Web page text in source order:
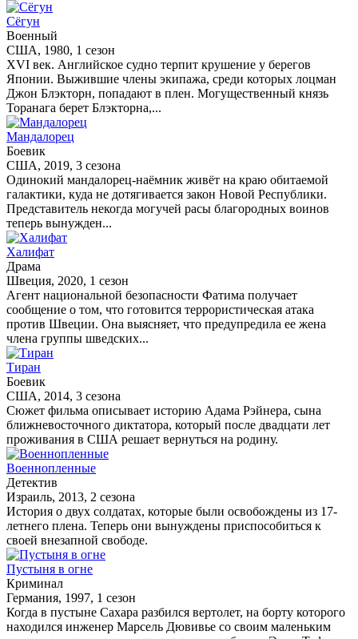
Сёгун
Военный
США, 1980, 1 сезон
XVI век. Английское судно терпит крушение у берегов
Японии. Выжившие члены экипажа, среди которых лоцман
Джон Блэкторн, попадают в плен. Могущественный князь
Торанага берет Блэкторна,...
Мандалорец
Боевик
США, 2019, 3 сезона
Одинокий мандалорец-наёмник живёт на краю обитаемой
галактики, куда не дотягивается закон Новой Республики.
Представитель некогда могучей расы благородных воинов
теперь вынужден...
Халифат
Драма
Швеция, 2020, 1 сезон
Агент национальной безопасности Фатима получает
сообщение о том, что готовится террористическая атака
против Швеции. Она выясняет, что предупредила ее жена
члена группы шведских...
Тиран
Боевик
США, 2014, 3 сезона
Сюжет фильма описывает историю Адама Рэйнера, сына
ближневосточного диктатора, который после двадцати лет
проживания в США решает вернуться на родину.
Военнопленные
Детектив
Израиль, 2013, 2 сезона
История о двух солдатах, которые были освобождены из 17-
летнего плена. Теперь они вынуждены приспособиться к
своей внезапной свободе.
Пустыня в огне
Криминал
Германия, 1997, 1 сезон
Когда в пустыне Сахара разбился вертолет, на борту которого
находился инженер Марсель Дювивье со своим маленьким